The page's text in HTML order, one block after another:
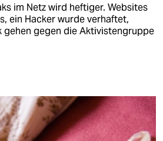
im Netz wird heftiger. Websites
ein Hacker wurde verhaftet,
gehen gegen die Aktivistengruppe